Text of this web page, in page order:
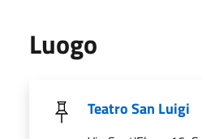
Luogo
Teatro San Luigi